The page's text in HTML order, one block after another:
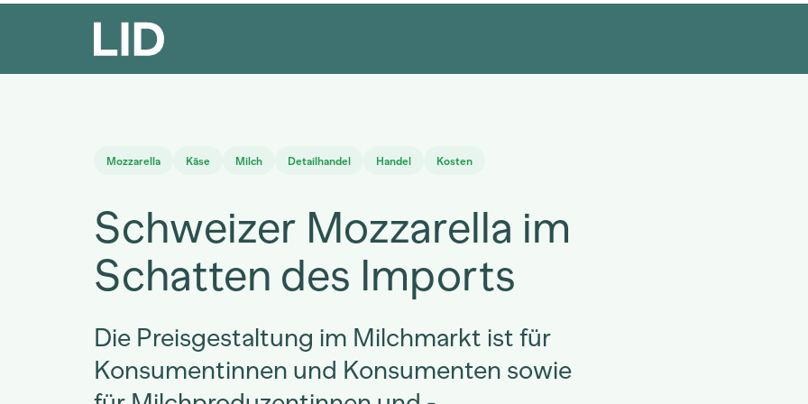
Mozzarella Käse Milch Detailhandel Handel Kosten
Schweizer Mozzarella im
Schatten des Imports
Die Preisgestaltung im Milchmarkt ist für
Konsumentinnen und Konsumenten sowie